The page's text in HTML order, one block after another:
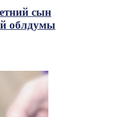
сын
облдумы